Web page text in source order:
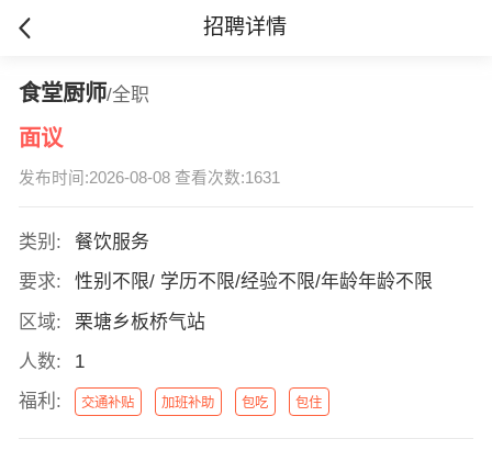
招聘详情
食堂厨师/全职
面议
发布时间:2026-08-08 查看次数:1631
类别:
餐饮服务
要求:
性别不限/ 学历不限/经验不限/年龄年龄不限
区域:
栗塘乡板桥气站
人数:
1
福利:
交通补贴 加班补助 包吃 包住